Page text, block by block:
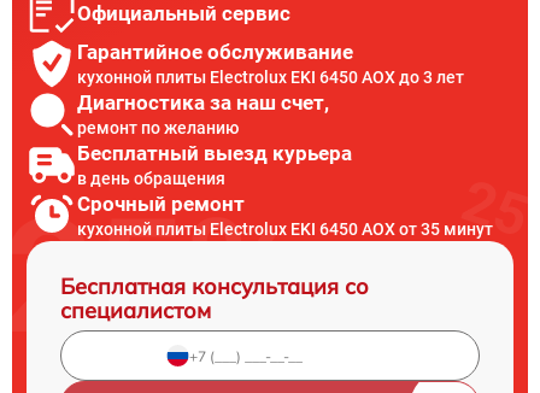
Официальный сервис
Гарантийное обслуживание
кухонной плиты Electrolux EKI 6450 AOX до 3 лет
Диагностика за наш счет,
ремонт по желанию
Бесплатный выезд курьера
в день обращения
Срочный ремонт
кухонной плиты Electrolux EKI 6450 AOX от 35 минут
Бесплатная консультация со
специалистом